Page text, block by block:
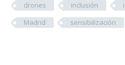
drones
inclusión
Madrid
sensibilización